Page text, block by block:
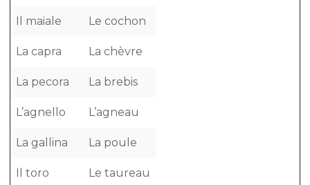
Il maiale Le cochon
La capra La chèvre
La pecora La brebis
L’agnello L’agneau
La gallina La poule
Il toro Le taureau